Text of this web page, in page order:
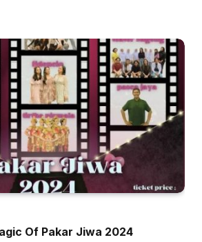
Of Pakar Jiwa 2024